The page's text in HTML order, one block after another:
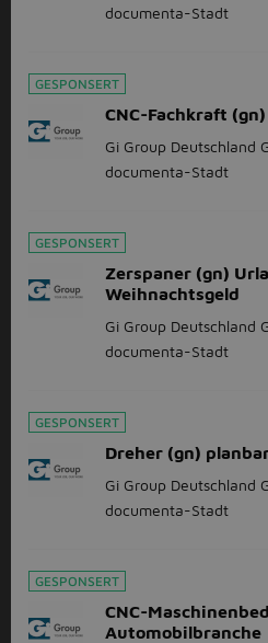
documenta-Stadt
GESPONSERT
CNC-Fachkraft
Gi Group Deutschland
documenta-Stadt
GESPONSERT
Zerspaner (gn)
Weihnachtsgeld
Gi Group Deutschland
documenta-Stadt
GESPONSERT
Dreher (gn)
Gi Group Deutschland
documenta-Stadt
GESPONSERT
CNC-
Automobilbranche